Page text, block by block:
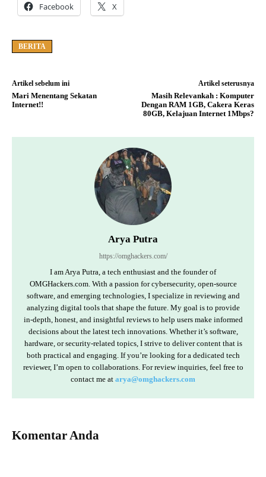
Facebook X
BERITA
Artikel sebelum ini
Mari Menentang Sekatan
Internet!!
Artikel seterusnya
Masih Relevankah : Komputer
Dengan RAM 1GB, Cakera Keras
80GB, Kelajuan Internet 1Mbps?
Arya Putra
https://omghackers.com/
I am Arya Putra, a tech enthusiast and the founder of
OMGHackers.com. With a passion for cybersecurity, open-source
software, and emerging technologies, I specialize in reviewing and
analyzing digital tools that shape the future. My goal is to provide
in-depth, honest, and insightful reviews to help users make informed
decisions about the latest tech innovations. Whether it’s software,
hardware, or security-related topics, I strive to deliver content that is
both practical and engaging. If you’re looking for a dedicated tech
reviewer, I’m open to collaborations. For review inquiries, feel free to
contact me at arya@omghackers.com
Komentar Anda